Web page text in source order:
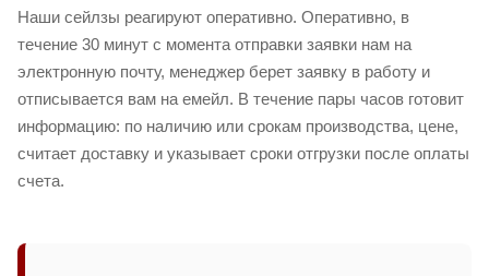
Наши сейлзы реагируют оперативно. Оперативно, в
течение 30 минут с момента отправки заявки нам на
электронную почту, менеджер берет заявку в работу и
отписывается вам на емейл. В течение пары часов готовит
информацию: по наличию или срокам производства, цене,
считает доставку и указывает сроки отгрузки после оплаты
счета.